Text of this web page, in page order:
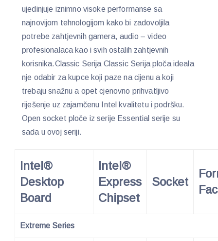
ujedinjuje iznimno visoke performanse sa
najnovijom tehnologijom kako bi zadovoljila
potrebe zahtjevnih gamera, audio – video
profesionalaca kao i svih ostalih zahtjevnih
korisnika.Classic Serija Classic Serija ploča ideala
nje odabir za kupce koji paze na cijenu a koji
trebaju snažnu a opet cjenovno prihvatljivo
riješenje uz zajamčenu Intel kvalitetu i podršku.
Open socket ploče iz serije Essential serije su
sada u ovoj seriji.
Intel®
Desktop
Board
Intel®
Express
Chipset
Socket
Extreme Series